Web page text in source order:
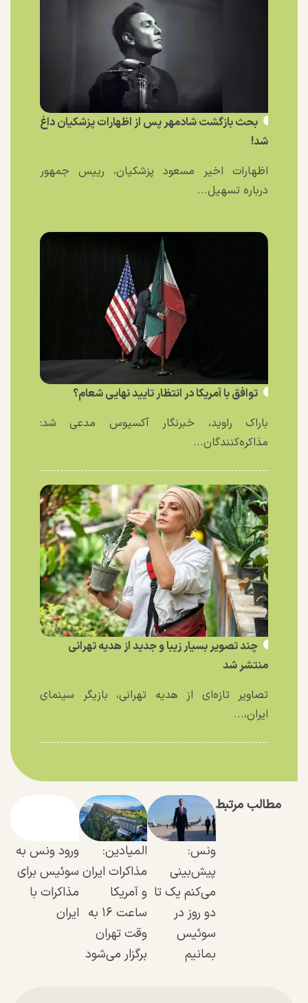
بحث بازگشت شادمهر پس از اظهارات پزشکیان داغ
شد!
اظهارات اخیر مسعود پزشکیان، رییس جمهور
درباره تسهیل...
توافق با آمریکا در انتظار تایید نهایی شعام؟
باراک راوید، خبرنگار آکسیوس مدعی شد:
مذاکره‌کنندگان...
چند تصویر بسیار زیبا و جدید از هدیه تهرانی
منتشر شد
تصاویر تازه‌ای از هدیه تهرانی، بازیگر سینمای
ایران،...
مطالب مرتبط
ونس:
پیش‌بینی
می‌کنم یک تا
دو روز در
سوئیس
بمانیم
المیادین:
مذاکرات ایران
و آمریکا
ساعت ۱۶ به
وقت تهران
برگزار می‌شود
ورود ونس به
سوئیس برای
مذاکرات با
ایران